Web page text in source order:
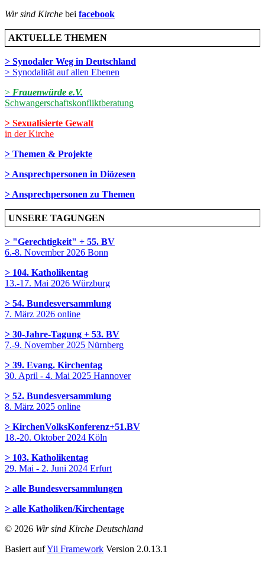
Wir sind Kirche bei facebook
AKTUELLE THEMEN
> Synodaler Weg in Deutschland
> Synodalität auf allen Ebenen
> Frauenwürde e.V.
Schwangerschaftskonfliktberatung
> Sexualisierte Gewalt
in der Kirche
> Themen & Projekte
> Ansprechpersonen in Diözesen
> Ansprechpersonen zu Themen
UNSERE TAGUNGEN
> "Gerechtigkeit" + 55. BV
6.-8. November 2026 Bonn
> 104. Katholikentag
13.-17. Mai 2026 Würzburg
> 54. Bundesversammlung
7. März 2026 online
> 30-Jahre-Tagung + 53. BV
7.-9. November 2025 Nürnberg
> 39. Evang. Kirchentag
30. April - 4. Mai 2025 Hannover
> 52. Bundesversammlung
8. März 2025 online
> KirchenVolksKonferenz+51.BV
18.-20. Oktober 2024 Köln
> 103. Katholikentag
29. Mai - 2. Juni 2024 Erfurt
> alle Bundesversammlungen
> alle Katholiken/Kirchentage
© 2026 Wir sind Kirche Deutschland
Basiert aufYii Framework Version 2.0.13.1